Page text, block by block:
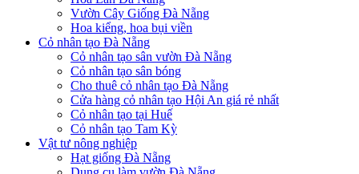
Vườn Cây Giống Đà Nẵng
Hoa kiểng, hoa bụi viền
Cỏ nhân tạo Đà Nẵng
Cỏ nhân tạo sân vườn Đà Nẵng
Cỏ nhân tạo sân bóng
Cho thuê cỏ nhân tạo Đà Nẵng
Cửa hàng cỏ nhân tạo Hội An giá rẻ nhất
Cỏ nhân tạo tại Huế
Cỏ nhân tạo Tam Kỳ
Vật tư nông nghiệp
Hạt giống Đà Nẵng